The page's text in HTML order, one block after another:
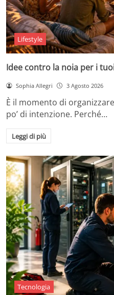
Lifestyle
Idee contro la noia per i
Sophia Allegri 3 Agosto 2026
È il momento di
po’ di intenzione. Perché…
Leggi di più
Tecnologia